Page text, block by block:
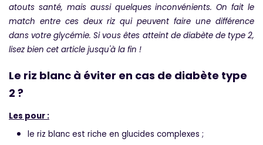
atouts santé, mais aussi quelques inconvénients. On fait le
match entre ces deux riz qui peuvent faire une différence
dans votre glycémie. Si vous êtes atteint de diabète de type 2,
lisez bien cet article jusqu'à la fin !
Le riz blanc à éviter en cas de diabète type
2 ?
Les pour :
le riz blanc est riche en glucides complexes ;